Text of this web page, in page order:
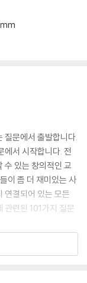
요?
요?
나요?
고요?
?
질문에서 출발합니다.
에서 시작합니다. 전
수 있는 창의적인 교
이 좀 더 재미있는 사
연결되어 있는 모든
관련된 101가지 질문